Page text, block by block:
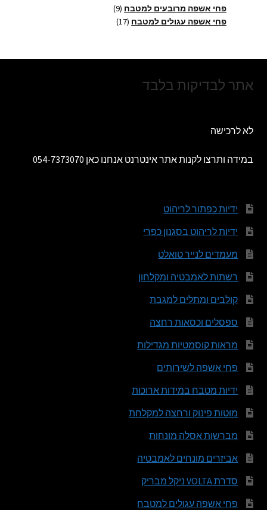
מוצרים
פחי אשפה מרובעים למטבח 9
9
מוצרים
פחי אשפה עגולים למטבח 17
17
אתר לבדיקות בלבד
לא לרכישה
במידה ותרצו לקנות אתר אינטרנט אנחנו כאן 054-7373070
ידיות כפתור לריהוט
ידיות לריהוט בסגנון כפרי
מעמדים לנייר טואלט
רשתות לאמבטיה ומקלחון
קולבים ומתלים למגבת
ספסלים וכסאות רחצה
מראות קוסמטיות מגדילות
פחי אשפה לשירותים
ידיות מטבח במידות ארוכות
מוטות פינוק ורחצה למקלחת
מברשות אסלה מונחות
אביזרים מונחים לאמבטיה
סדרת VOLTA ניקל מבריק
פחי אשפה עגולים למטבח